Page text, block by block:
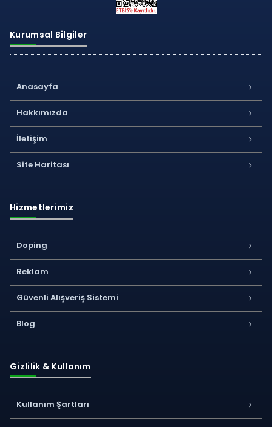
Kurumsal Bilgiler
Anasayfa
Hakkımızda
İletişim
Site Haritası
Hizmetlerimiz
Doping
Reklam
Güvenli Alışveriş Sistemi
Blog
Gizlilik & Kullanım
Kullanım Şartları